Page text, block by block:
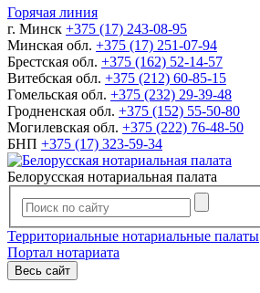
Горячая линия
г. Минск +375 (17) 243-08-95
Минская обл. +375 (17) 251-07-94
Брестская обл. +375 (162) 52-14-57
Витебская обл. +375 (212) 60-85-15
Гомельская обл. +375 (232) 29-39-48
Гродненская обл. +375 (152) 55-50-80
Могилевская обл. +375 (222) 76-48-50
БНП +375 (17) 323-59-34
Белорусская нотариальная палата
Территориальные нотариальные палаты
Портал нотариата
Весь сайт